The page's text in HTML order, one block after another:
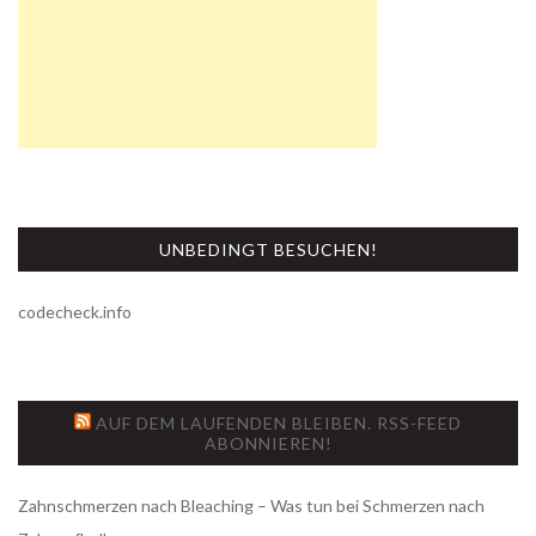
UNBEDINGT BESUCHEN!
codecheck.info
AUF DEM LAUFENDEN BLEIBEN. RSS-FEED
ABONNIEREN!
Zahnschmerzen nach Bleaching – Was tun bei Schmerzen nach